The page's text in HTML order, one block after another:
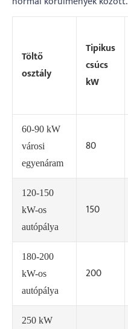
Töltő
osztály
Tipikus
csúcs
kW
60-90 kW
városi
egyenáram
80
120-150
kW-os
autópálya
150
180-200
kW-os
autópálya
200
250 kW